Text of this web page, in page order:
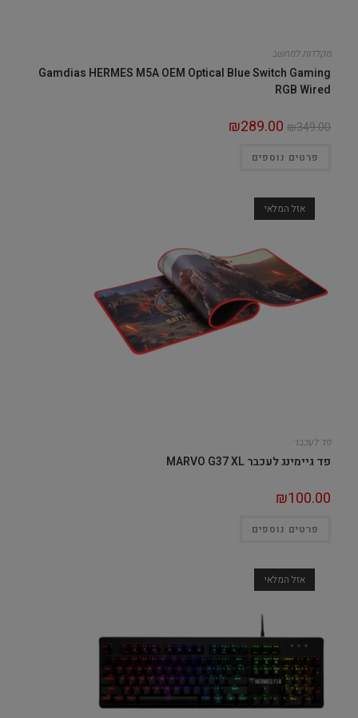
מקלדות למחשב
Gamdias HERMES M5A OEM Optical Blue Switch Gaming
RGB Wired
₪349.00
₪289.00
פרטים נוספים
אזל המלאי
פד לעכבר
פד גיימינג לעכבר MARVO G37 XL
₪100.00
פרטים נוספים
אזל המלאי